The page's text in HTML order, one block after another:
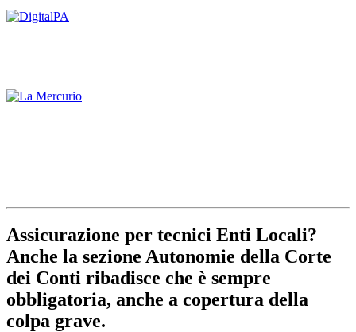
Assicurazione per tecnici Enti Locali?
Anche la sezione Autonomie della Corte
dei Conti ribadisce che è sempre
obbligatoria, anche a copertura della
colpa grave.